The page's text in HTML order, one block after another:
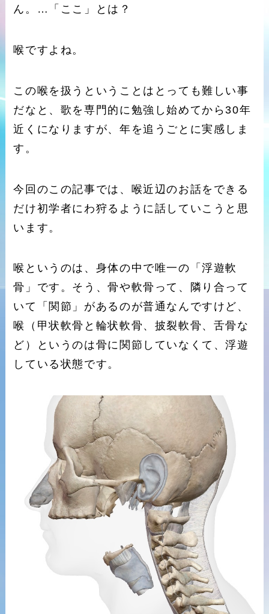
ん。…「ここ」とは？
喉ですよね。
この喉を扱うということはとっても難しい事
だなと、歌を専門的に勉強し始めてから30年
近くになりますが、年を追うごとに実感しま
す。
今回のこの記事では、喉近辺のお話をできる
だけ初学者にわ狩るように話していこうと思
います。
喉というのは、身体の中で唯一の「浮遊軟
骨」です。そう、骨や軟骨って、隣り合って
いて「関節」があるのが普通なんですけど、
喉（甲状軟骨と輪状軟骨、披裂軟骨、舌骨な
ど）というのは骨に関節していなくて、浮遊
している状態です。